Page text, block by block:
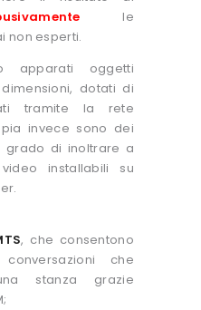
le
non esperti.
apparati oggetti
dotati di
tramite la rete
invece sono dei
grado di inoltrare a
installabili su
, che consentono
che
stanza grazie